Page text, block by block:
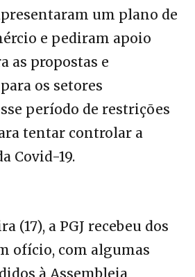
um plano de
e pediram apoio
as propostas e
os setores
período de restrições
tentar controlar a
Covid-19.
(17), a PGJ recebeu dos
ofício, com algumas
à Assembleia